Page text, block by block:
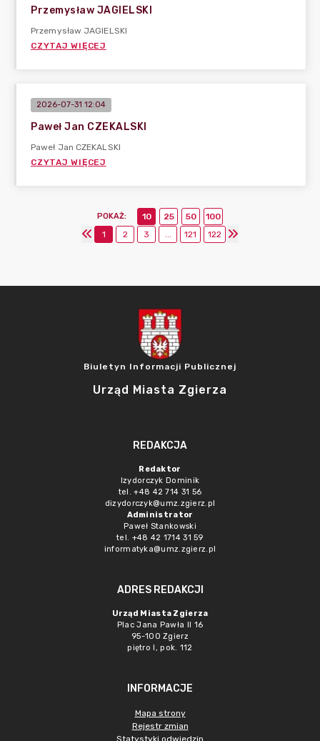
Przemysław JAGIELSKI
Przemysław JAGIELSKI
CZYTAJ WIĘCEJ
2026-07-31 12:04
Paweł Jan CZEKALSKI
Paweł Jan CZEKALSKI
CZYTAJ WIĘCEJ
POKAŻ: 10 25 50
100
1
2 3 ... 121 122
Biuletyn Informacji Publicznej
Urząd Miasta Zgierza
REDAKCJA
Redaktor
Izydorczyk Dominik
tel. +48 42 714 31 56
dizydorczyk@umz.zgierz.pl
Administrator
Paweł Stankowski
tel. +48 42 1714 31 59
informatyka@umz.zgierz.pl
ADRES REDAKCJI
Urząd Miasta Zgierza
Plac Jana Pawła II 16
95-100 Zgierz
piętro I, pok. 112
INFORMACJE
Mapa strony
Rejestr zmian
Statystyki odwiedzin